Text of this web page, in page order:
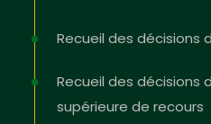
Recueil des décisions
Recueil des décisions
supérieure de recours